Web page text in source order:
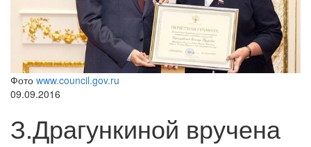
Фото www.council.gov.ru
09.09.2016
З.Драгункиной вручена